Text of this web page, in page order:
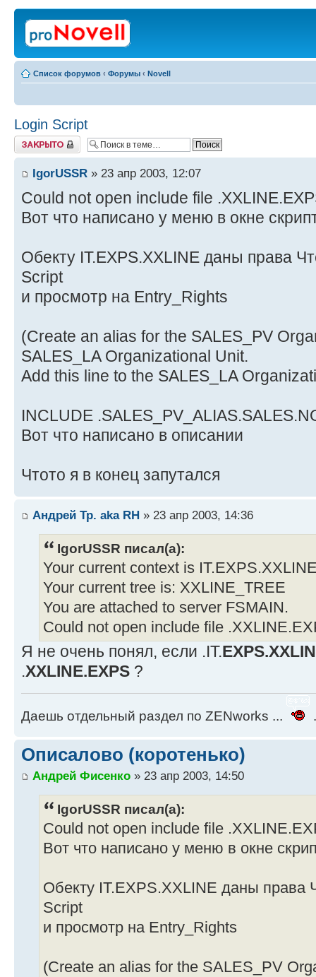
Список форумов ‹ Форумы ‹ Novell
Login Script
Закрыто
IgorUSSR » 23 апр 2003, 12:07
Could not open include file
Вот что написано у меню в окне
Обекту IT.EXPS.XXLINE даны права
Script
и просмотр на Entry_Rights
(Create an alias for the SALES_PV
SALES_LA Organizational Unit.
Add this line to the SALES_LA
INCLUDE
Вот что написано в описании
Чтото я в конец запутался
Андрей Тр. aka RH » 23 апр 2003, 14:36
IgorUSSR писал(а):
Your current context is
Your current tree is: XXLINE_TREE
You are attached to server FSMAIN.
Could not open include file
Я не очень понял, если .IT.
.XXLINE.EXPS ?
Даешь отдельный раздел по ZENworks ...
Описалово (коротенько)
Андрей Фисенко » 23 апр 2003, 14:50
IgorUSSR писал(а):
Could not open include file
Вот что написано у меню в окне
Обекту IT.EXPS.XXLINE даны права
Script
и просмотр на Entry_Rights
(Create an alias for the SALES_PV